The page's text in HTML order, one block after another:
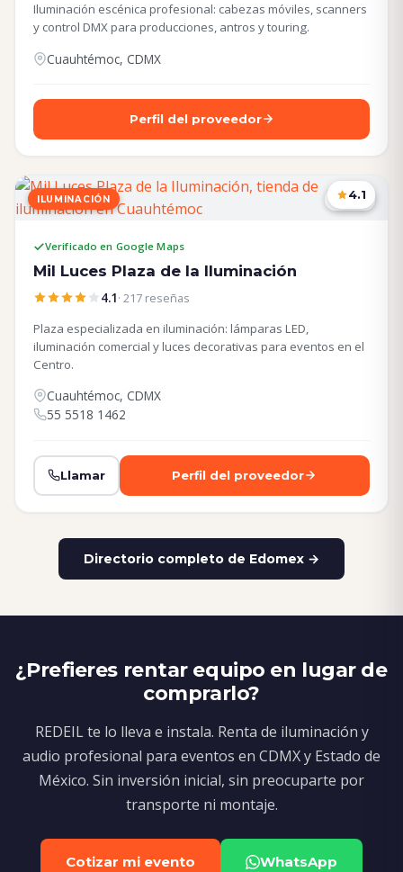
Iluminación escénica profesional: cabezas móviles, scanners
y control DMX para producciones, antros y touring.
Cuauhtémoc, CDMX
Perfil del proveedor
ILUMINACIÓN CDMX
4.1
Verificado en Google Maps
Mil Luces Plaza de la Iluminación
4.1· 217 reseñas
Plaza especializada en iluminación: lámparas LED,
iluminación comercial y luces decorativas para eventos en el
Centro.
Cuauhtémoc, CDMX
55 5518 1462
Llamar Perfil del proveedor
Directorio completo de Edomex →
¿Prefieres rentar equipo en lugar de
comprarlo?
REDEIL te lo lleva e instala. Renta de iluminación y
audio profesional para eventos en CDMX y Estado de
México. Sin inversión inicial, sin preocuparte por
transporte ni montaje.
Cotizar mi evento WhatsApp